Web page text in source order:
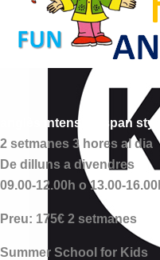
anglès intensiu</span
2 setmanes 3 hores al dia
De dilluns a
09.00-12.00h o 13.00-
Preu: 175€ 2 setmanes
Summer School for Kids